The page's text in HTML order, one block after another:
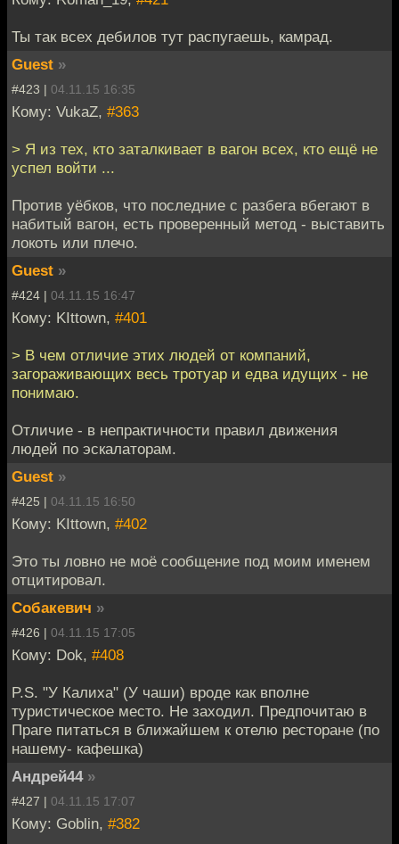
Ты так всех дебилов тут распугаешь, камрад.
Guest »
#423 | 04.11.15 16:35
Кому: VukaZ, #363
> Я из тех, кто заталкивает в вагон всех, кто ещё не
успел войти ...
Против уёбков, что последние с разбега вбегают в
набитый вагон, есть проверенный метод - выставить
локоть или плечо.
Guest »
#424 | 04.11.15 16:47
Кому: KIttown, #401
> В чем отличие этих людей от компаний,
загораживающих весь тротуар и едва идущих - не
понимаю.
Отличие - в непрактичности правил движения
людей по эскалаторам.
Guest »
#425 | 04.11.15 16:50
Кому: KIttown, #402
Это ты ловно не моё сообщение под моим именем
отцитировал.
Собакевич »
#426 | 04.11.15 17:05
Кому: Dok, #408
P.S. "У Калиха" (У чаши) вроде как вполне
туристическое место. Не заходил. Предпочитаю в
Праге питаться в ближайшем к отелю ресторане (по
нашему- кафешка)
Андрей44 »
#427 | 04.11.15 17:07
Кому: Goblin, #382